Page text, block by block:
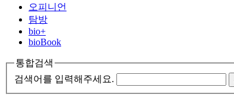
오피니언
탐방
bio+
bioBook
통합검색
검색어를 입력해주세요.